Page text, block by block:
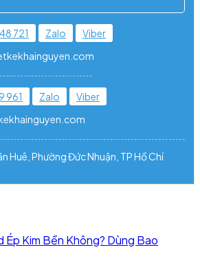
721 Zalo
Viber
961 Zalo
Viber
Huê, Phường Đức Nhuận, TP Hồ Chí